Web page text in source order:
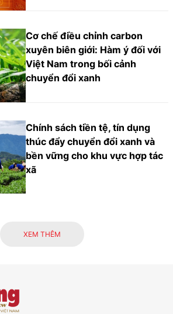
Cơ chế điều chỉnh carbon
xuyên biên giới: Hàm ý đối với
Việt Nam trong bối cảnh
chuyển đổi xanh
Chính sách tiền tệ, tín dụng
thúc đẩy chuyển đổi xanh và
bền vững cho khu vực hợp tác
xã
XEM THÊM